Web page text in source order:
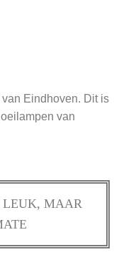
Eindhoven. Dit is
van
LEUK, MAAR